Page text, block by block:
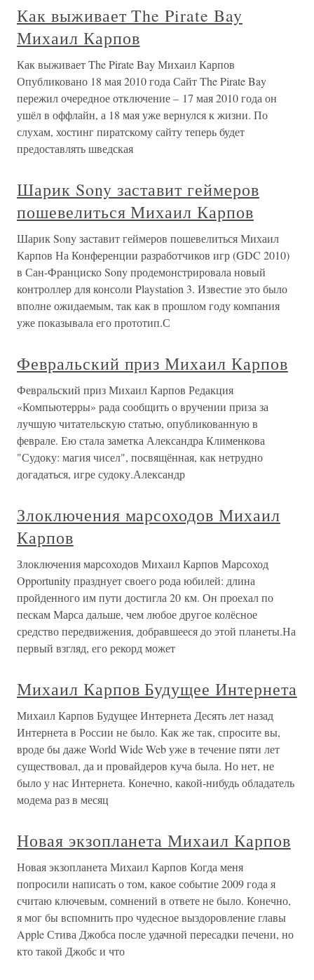
Как выживает The Pirate Bay
Михаил Карпов
Как выживает The Pirate Bay Михаил Карпов
Опубликовано 18 мая 2010 года Сайт The Pirate Bay
пережил очередное отключение – 17 мая 2010 года он
ушёл в оффлайн, а 18 мая уже вернулся к жизни. По
слухам, хостинг пиратскому сайту теперь будет
предоставлять шведская
Шарик Sony заставит геймеров
пошевелиться Михаил Карпов
Шарик Sony заставит геймеров пошевелиться Михаил
Карпов На Конференции разработчиков игр (GDC 2010)
в Сан-Франциско Sony продемонстрировала новый
контроллер для консоли Playstation 3. Известие это было
вполне ожидаемым, так как в прошлом году компания
уже показывала его прототип.С
Февральский приз Михаил Карпов
Февральский приз Михаил Карпов Редакция
«Компьютерры» рада сообщить о вручении приза за
лучшую читательскую статью, опубликованную в
феврале. Ею стала заметка Александра Клименкова
"Судоку: магия чисел", посвящённая, как нетрудно
догадаться, игре судоку.Александр
Злоключения марсоходов Михаил
Карпов
Злоключения марсоходов Михаил Карпов Марсоход
Opportunity празднует своего рода юбилей: длина
пройденного им пути достигла 20 км. Он проехал по
пескам Марса дальше, чем любое другое колёсное
средство передвижения, добравшееся до этой планеты.На
первый взгляд, его рекорд может
Михаил Карпов Будущее Интернета
Михаил Карпов Будущее Интернета Десять лет назад
Интернета в России не было. Как же так, спросите вы,
вроде бы даже World Wide Web уже в течение пяти лет
существовал, да и провайдеров куча была. Но нет, не
было у нас Интернета. Конечно, какой-нибудь обладатель
модема раз в месяц
Новая экзопланета Михаил Карпов
Новая экзопланета Михаил Карпов Когда меня
попросили написать о том, какое событие 2009 года я
считаю ключевым, сомнений в ответе не было. Конечно,
я мог бы вспомнить про чудесное выздоровление главы
Apple Стива Джобса после удачной пересадки печени, но
кто такой Джобс и что